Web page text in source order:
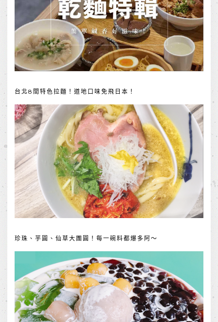
台北8間特色拉麵！道地口味免飛日本！
珍珠、芋圓、仙草大團圓！每一碗料都爆多阿～